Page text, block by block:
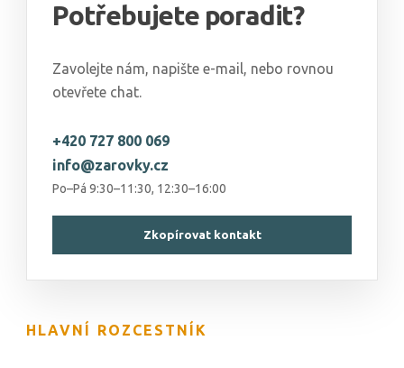
Potřebujete poradit?
Zavolejte nám, napište e-mail, nebo rovnou
otevřete chat.
+420 727 800 069
info@zarovky.cz
Po–Pá 9:30–11:30, 12:30–16:00
Zkopírovat kontakt
HLAVNÍ ROZCESTNÍK